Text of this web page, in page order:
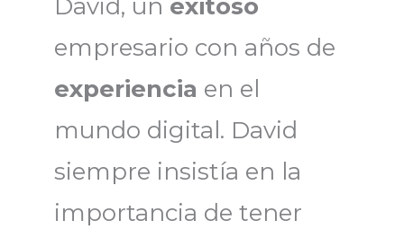
David, un exitoso
empresario con años de
experiencia en el
mundo digital. David
siempre insistía en la
importancia de tener